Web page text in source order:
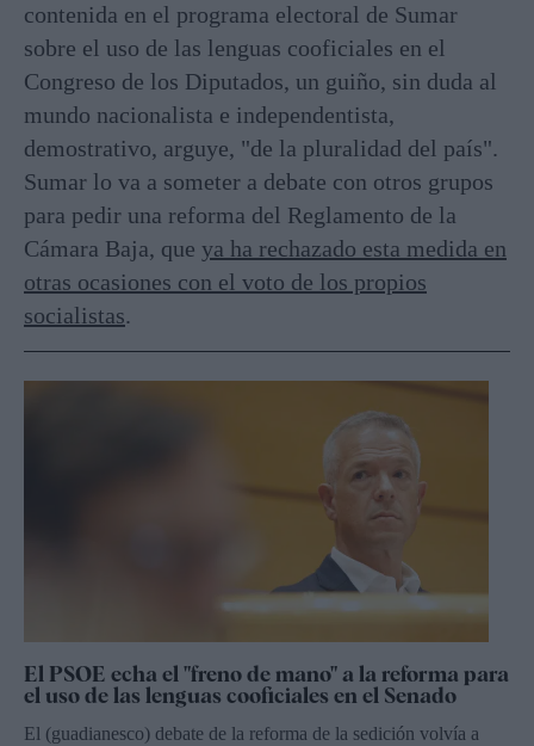
contenida en el programa electoral de Sumar
sobre el uso de las lenguas cooficiales en el
Congreso de los Diputados, un guiño, sin duda al
mundo nacionalista e independentista,
demostrativo, arguye, "de la pluralidad del país".
Sumar lo va a someter a debate con otros grupos
para pedir una reforma del Reglamento de la
Cámara Baja, que ya ha rechazado esta medida en
otras ocasiones con el voto de los propios
socialistas.
El PSOE echa el "freno de mano" a la reforma para
el uso de las lenguas cooficiales en el Senado
El (guadianesco) debate de la reforma de la sedición volvía a